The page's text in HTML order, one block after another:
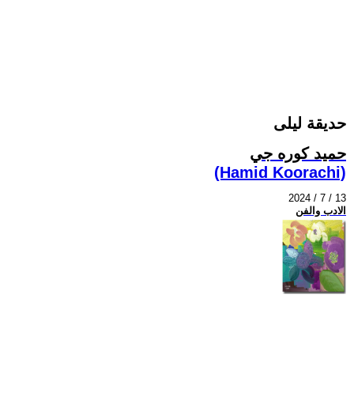
حديقة ليلى
حميد كوره جي
(Hamid Koorachi)
2024 / 7 / 13
الادب والفن